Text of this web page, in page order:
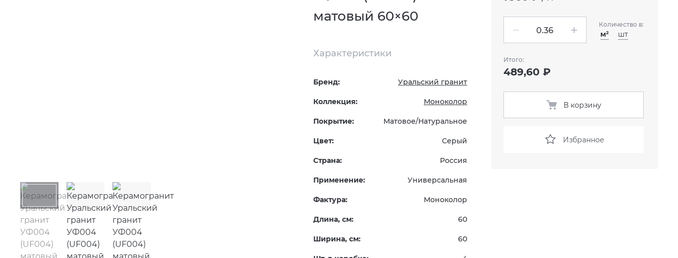
матовый 60×60
Характеристики
Бренд: Уральский гранит
Коллекция: Моноколор
Покрытие: Матовое/Натуральное
Цвет: Серый
Страна: Россия
Применение: Универсальная
Фактура: Моноколор
Длина, см: 60
Ширина, см: 60
Количество в:
м² шт
Итого:
489,60 ₽
В корзину
Избранное